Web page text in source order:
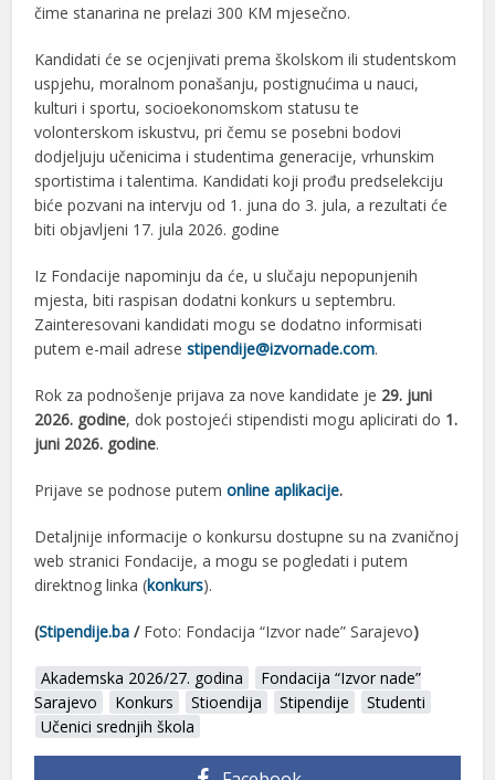
čime stanarina ne prelazi 300 KM mjesečno.
Kandidati će se ocjenjivati prema školskom ili studentskom
uspjehu, moralnom ponašanju, postignućima u nauci,
kulturi i sportu, socioekonomskom statusu te
volonterskom iskustvu, pri čemu se posebni bodovi
dodjeljuju učenicima i studentima generacije, vrhunskim
sportistima i talentima. Kandidati koji prođu predselekciju
biće pozvani na intervju od 1. juna do 3. jula, a rezultati će
biti objavljeni 17. jula 2026. godine
Iz Fondacije napominju da će, u slučaju nepopunjenih
mjesta, biti raspisan dodatni konkurs u septembru.
Zainteresovani kandidati mogu se dodatno informisati
putem e-mail adresestipendije@izvornade.com.
Rok za podnošenje prijava za nove kandidate je 29. juni
2026. godine, dok postojeći stipendisti mogu aplicirati do 1.
juni 2026. godine.
Prijave se podnose putemonline aplikacije.
Detaljnije informacije o konkursu dostupne su na zvaničnoj
web stranici Fondacije, a mogu se pogledati i putem
direktnog linka (konkurs).
(Stipendije.ba / Foto: Fondacija “Izvor nade” Sarajevo)
Akademska 2026/27. godina
Fondacija “Izvor nade”
Sarajevo
Konkurs Stioendija Stipendije
Studenti
Učenici srednjih škola